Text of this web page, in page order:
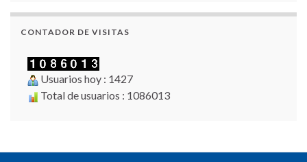
CONTADOR DE VISITAS
Usuarios hoy : 1427
Total de usuarios : 1086013